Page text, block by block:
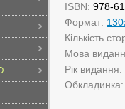
ISBN: 978-
Формат:
Кількість
Мова
Рік видання:
Обкладинка: